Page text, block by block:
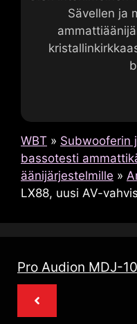
Sävellen ja
WBT » Subwooferin
bassotesti
äänijärjestelmille »
LX88, uusi AV-
Pro Audion MDJ-